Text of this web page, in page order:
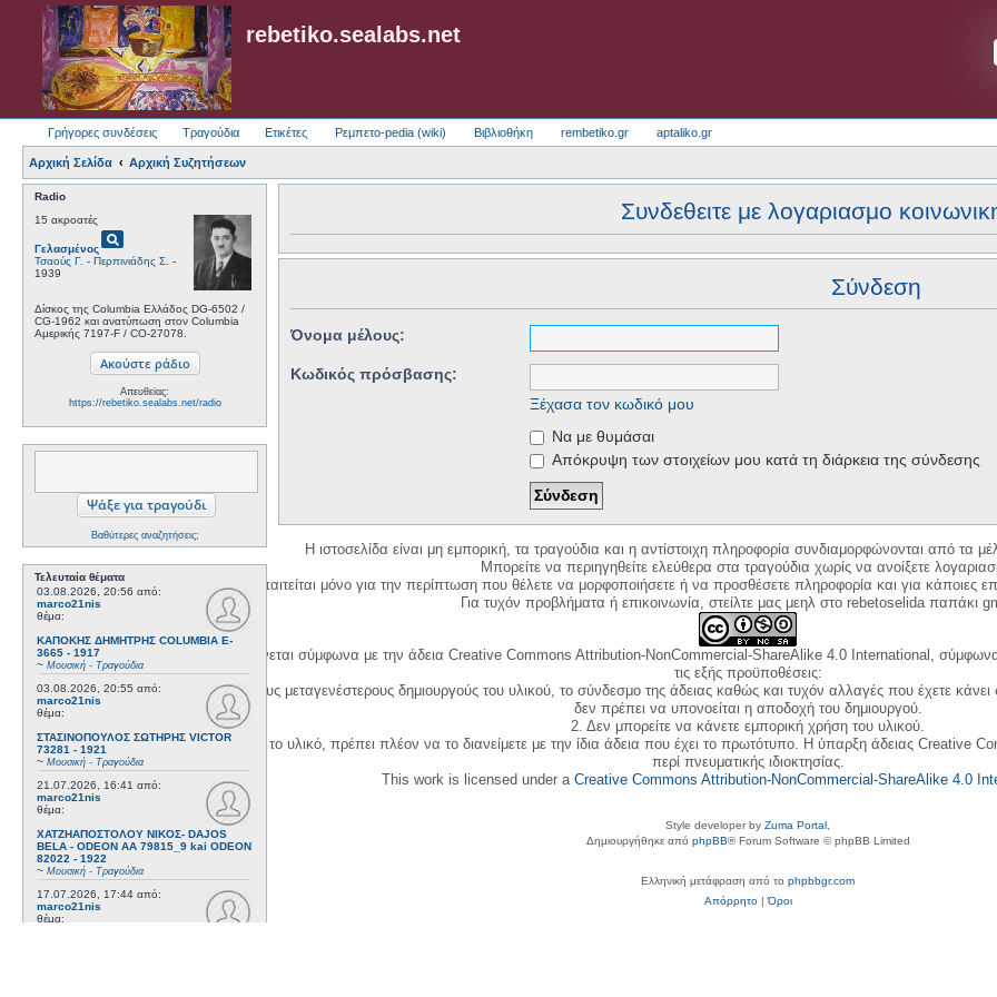
rebetiko.sealabs.net
Γρήγορες συνδέσεις Τραγούδια Ετικέτες Ρεμπετο-pedia (wiki) Βιβλιοθήκη rembetiko.gr aptaliko.gr
Αρχική Σελίδα Αρχική Συζητήσεων
Radio
15 ακροατές
Γελασμένοςpageview
Τσαούς Γ. - Περπινιάδης Σ. -
1939
Δίσκος της Columbia Ελλάδος DG-6502 /
CG-1962 και ανατύπωση στον Columbia
Αμερικής 7197-F / CO-27078.
Απευθείας:
https://rebetiko.sealabs.net/radio
Βαθύτερες αναζητήσεις;
Τελευταία θέματα
03.08.2026, 20:56 από:
marco21nis
θέμα:
ΚΑΠΟΚΗΣ ΔΗΜΗΤΡΗΣ COLUMBIA E-
3665 - 1917
~ Μουσική - Τραγούδια
03.08.2026, 20:55 από:
marco21nis
θέμα:
ΣΤΑΣΙΝΟΠΟΥΛΟΣ ΣΩΤΗΡΗΣ VICTOR
73281 - 1921
~ Μουσική - Τραγούδια
21.07.2026, 16:41 από:
marco21nis
θέμα:
ΧΑΤΖΗΑΠΟΣΤΟΛΟΥ ΝΙΚΟΣ- DAJOS
BELA - ODEON AA 79815_9 kai ODEON
82022 - 1922
~ Μουσική - Τραγούδια
17.07.2026, 17:44 από:
marco21nis
θέμα:
Συνδεθειτε με λογαριασμο
Σύνδεση
Όνομα μέλους:
Κωδικός πρόσβασης:
Ξέχασα τον κωδικό μου
Να με θυμάσαι
Απόκρυψη των στοιχείων μου κατά τη διάρκεια της σύνδεσης
Η ιστοσελίδα είναι μη εμπορική, τα τραγούδια και η αντίστοιχη πληροφορία συνδιαμορφώνονται από τα
Μπορείτε να περιηγηθείτε ελεύθερα στα τραγούδια χωρίς να ανοίξετε
Η δημιουργία λογαριασμού απαιτείται μόνο για την περίπτωση που θέλετε να μορφοποιήσετε ή να προσθέσετε πληροφορία και για κάποιες
Για τυχόν προβλήματα ή επικοινωνία, στείλτε μας μεηλ στο rebetoselida παπάκι
Η χρήση του υλικού της σελίδας γίνεται σύμφωνα με την άδεια Creative Commons Attribution-NonCommercial-ShareAlike 4.0 International, σύμφωνα
τις εξής προϋποθέσεις:
1. Να αναφέρετε τον αρχικό και τους μεταγενέστερους δημιουργούς του υλικού, το σύνδεσμο της άδειας καθώς και τυχόν αλλαγές που έχετε
δεν πρέπει να υπονοείται η αποδοχή του δημιουργού.
2. Δεν μπορείτε να κάνετε εμπορική χρήση του υλικού.
3. Αν διασκευάσετε με κάθε τρόπο το υλικό, πρέπει πλέον να το διανείμετε με την ίδια άδεια που έχει το πρωτότυπο. Η ύπαρξη άδειας Creative
περί πνευματικής ιδιοκτησίας.
This work is licensed under a Creative Commons Attribution-NonCommercial-ShareAlike 4.0
Style developer by Zuma Portal
Δημιουργήθηκε από phpBB® Forum Software © phpBB Limited
Ελληνική μετάφραση από το phpbbgr.com
Απόρρητο|Όροι